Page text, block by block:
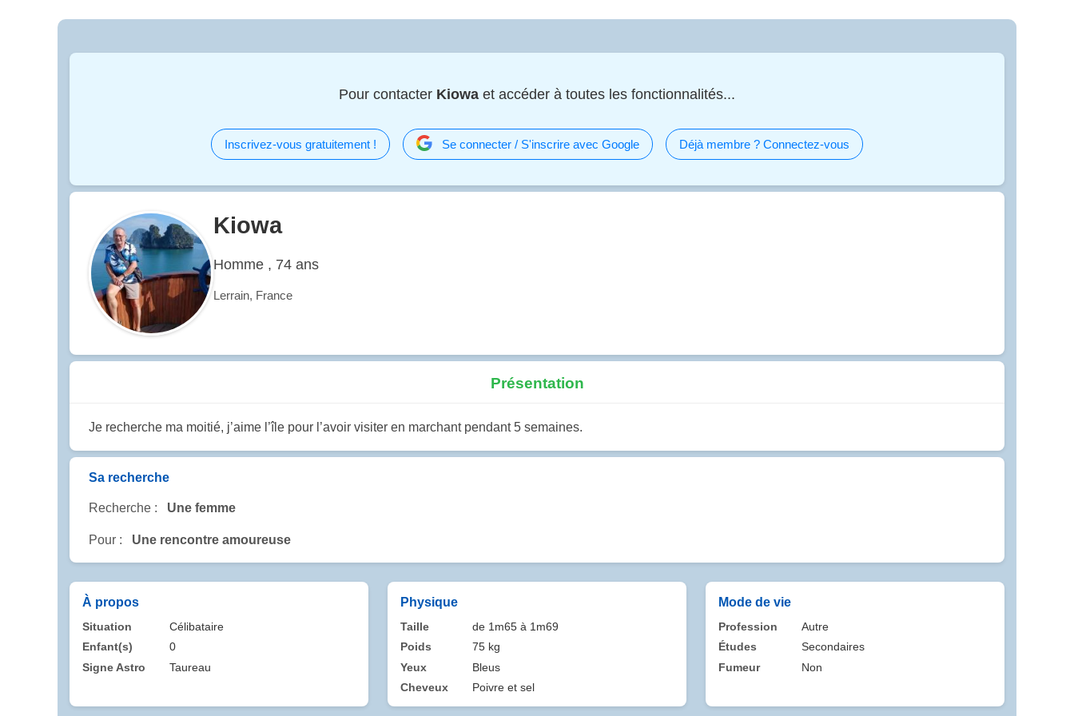
Pour contacter Kiowa et accéder à toutes les fonctionnalités...
Inscrivez-vous gratuitement ! Se connecter / S'inscrire avec Google Déjà membre ? Connectez-vous
Kiowa
Homme , 74 ans
Lerrain, France
Présentation
Je recherche ma moitié, j’aime l’île pour l’avoir visiter en marchant pendant 5 semaines.
Sa recherche
Recherche : Une femme
Pour : Une rencontre amoureuse
À propos
Situation
Célibataire
Enfant(s)
0
Signe Astro
Taureau
Physique
Taille
de 1m65 à 1m69
Poids
75 kg
Yeux
Bleus
Cheveux
Poivre et sel
Mode de vie
Profession
Autre
Études
Secondaires
Fumeur
Non